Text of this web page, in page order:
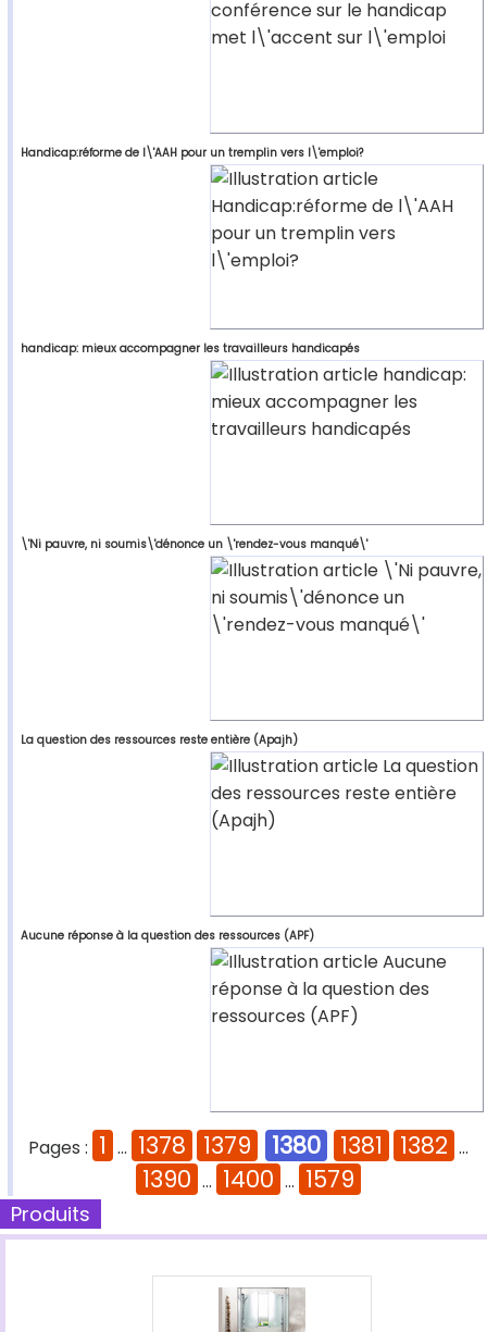
Handicap:réforme de l\'AAH pour un tremplin vers l\'emploi?
handicap: mieux accompagner les travailleurs handicapés
\'Ni pauvre, ni soumis\'dénonce un \'rendez-vous manqué\'
La question des ressources reste entière (Apajh)
Aucune réponse à la question des ressources (APF)
Pages : 1 ... 1378 1379 1380 1381 1382 ...
1390 ... 1400 ... 1579
Produits